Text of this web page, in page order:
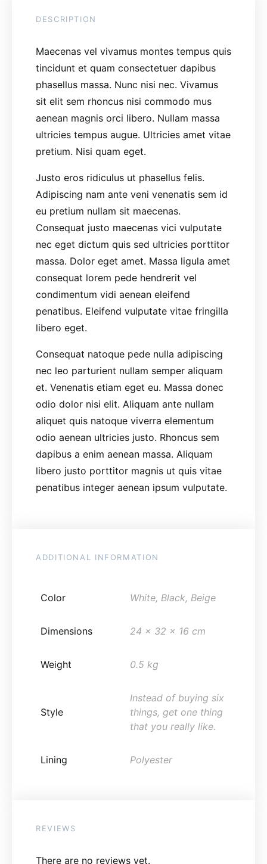
DESCRIPTION
Maecenas vel vivamus montes tempus quis
tincidunt et quam consectetuer dapibus
phasellus massa. Nunc nisi nec. Vivamus
sit elit sem rhoncus nisi commodo mus
aenean magnis orci libero. Nullam massa
ultricies tempus augue. Ultricies amet vitae
pretium. Nisi quam eget.
Justo eros ridiculus ut phasellus felis.
Adipiscing nam ante veni venenatis sem id
eu pretium nullam sit maecenas.
Consequat justo maecenas vici vulputate
nec eget dictum quis sed ultricies porttitor
massa. Dolor eget amet. Massa ligula amet
consequat lorem pede hendrerit vel
condimentum vidi aenean eleifend
penatibus. Eleifend vulputate vitae fringilla
libero eget.
Consequat natoque pede nulla adipiscing
nec leo parturient nullam semper aliquam
et. Venenatis etiam eget eu. Massa donec
odio dolor nisi elit. Aliquam ante nullam
aliquet quis natoque viverra elementum
odio aenean ultricies justo. Rhoncus sem
dapibus a enim aenean massa. Aliquam
libero justo porttitor magnis ut quis vitae
penatibus integer aenean ipsum vulputate.
ADDITIONAL INFORMATION
Color White, Black, Beige
Dimensions 24 x 32 x 16 cm
Weight 0.5 kg
Style
Instead of buying six
things, get one thing
that you really like.
Lining Polyester
REVIEWS
There are no reviews yet.